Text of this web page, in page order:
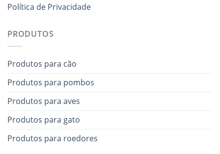
Política de Privacidade
PRODUTOS
Produtos para cão
Produtos para pombos
Produtos para aves
Produtos para gato
Produtos para roedores